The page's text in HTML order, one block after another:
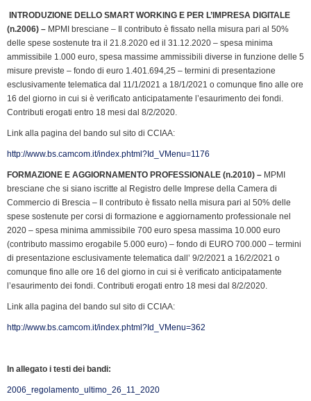
y
INTRODUZIONE DELLO SMART WORKING E PER L’IMPRESA DIGITALE
(n.2006) – MPMI bresciane – Il contributo è fissato nella misura pari al 50%
delle spese sostenute tra il 21.8.2020 ed il 31.12.2020 – spesa minima
ammissibile 1.000 euro, spesa massime ammissibili diverse in funzione delle 5
misure previste – fondo di euro 1.401.694,25 – termini di presentazione
esclusivamente telematica dal 11/1/2021 a 18/1/2021 o comunque fino alle ore
16 del giorno in cui si è verificato anticipatamente l’esaurimento dei fondi.
Contributi erogati entro 18 mesi dal 8/2/2020.
Link alla pagina del bando sul sito di CCIAA:
http://www.bs.camcom.it/index.phtml?Id_VMenu=1176
FORMAZIONE E AGGIORNAMENTO PROFESSIONALE (n.2010) – MPMI
bresciane che si siano iscritte al Registro delle Imprese della Camera di
Commercio di Brescia – Il contributo è fissato nella misura pari al 50% delle
spese sostenute per corsi di formazione e aggiornamento professionale nel
2020 – spesa minima ammissibile 700 euro spesa massima 10.000 euro
(contributo massimo erogabile 5.000 euro) – fondo di EURO 700.000 – termini
di presentazione esclusivamente telematica dall’ 9/2/2021 a 16/2/2021 o
comunque fino alle ore 16 del giorno in cui si è verificato anticipatamente
l’esaurimento dei fondi. Contributi erogati entro 18 mesi dal 8/2/2020.
Link alla pagina del bando sul sito di CCIAA:
http://www.bs.camcom.it/index.phtml?Id_VMenu=362
In allegato i testi dei bandi:
2006_regolamento_ultimo_26_11_2020